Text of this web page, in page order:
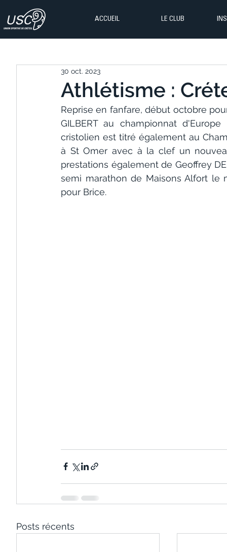
ACCUEIL LE CLUB
Athlétisme :
30 oct. 2023
Reprise en fanfare, début octobre
GILBERT au championnat
cristolien est titré également au
à St Omer avec à la clef un
prestations également de Geoffrey
semi marathon de Maisons Alfort le
pour Brice.
Posts récents